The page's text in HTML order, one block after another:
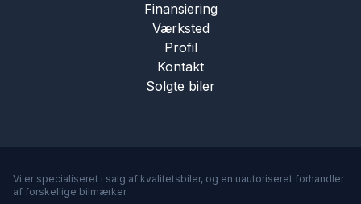
Finansiering
Værksted
Profil
Kontakt
Solgte biler
Vi er specialiseret i salg af kvalitetsbiler, og en uautoriseret forhandler
af forskellige bilmærker.